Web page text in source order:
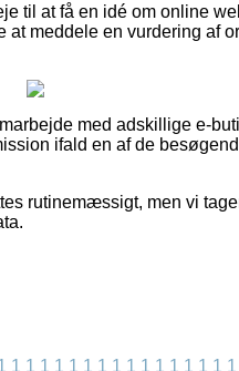
til at få en idé om online
meddele en vurdering af
med adskillige e-
ifald en af de
rutinemæssigt, men vi
1 1 1 1 1 1 1 1 1 1 1 1 1 1 1 1